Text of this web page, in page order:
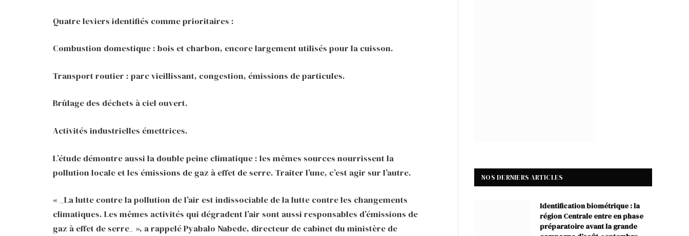
Quatre leviers identifiés comme prioritaires :
Combustion domestique : bois et charbon, encore largement utilisés pour la cuisson.
Transport routier : parc vieillissant, congestion, émissions de particules.
Brûlage des déchets à ciel ouvert.
Activités industrielles émettrices.
L’étude démontre aussi la double peine climatique : les mêmes sources nourrissent la
pollution locale et les émissions de gaz à effet de serre. Traiter l’une, c’est agir sur l’autre.
« _La lutte contre la pollution de l’air est indissociable de la lutte contre les changements
climatiques. Les mêmes activités qui dégradent l’air sont aussi responsables d’émissions de
gaz à effet de serre_ », a rappelé Pyabalo Nabede, directeur de cabinet du ministère de
NOS DERNIERS ARTICLES
Identification biométrique : la
région Centrale entre en phase
préparatoire avant la grande